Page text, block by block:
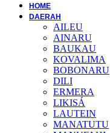
HOME
DAERAH
AILEU
AINARU
BAUKAU
KOVALIMA
BOBONARU
DILI
ERMERA
LIKISÁ
LAUTEIN
MANATUTU